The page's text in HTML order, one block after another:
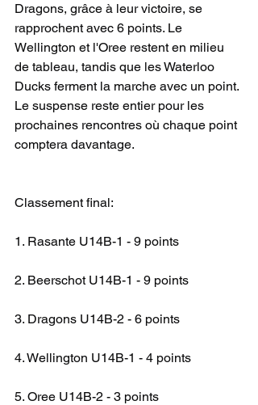
Dragons, grâce à leur victoire, se
rapprochent avec 6 points. Le
Wellington et l'Oree restent en milieu
de tableau, tandis que les Waterloo
Ducks ferment la marche avec un point.
Le suspense reste entier pour les
prochaines rencontres où chaque point
comptera davantage.
Classement final:
1. Rasante U14B-1 - 9 points
2. Beerschot U14B-1 - 9 points
3. Dragons U14B-2 - 6 points
4. Wellington U14B-1 - 4 points
5. Oree U14B-2 - 3 points